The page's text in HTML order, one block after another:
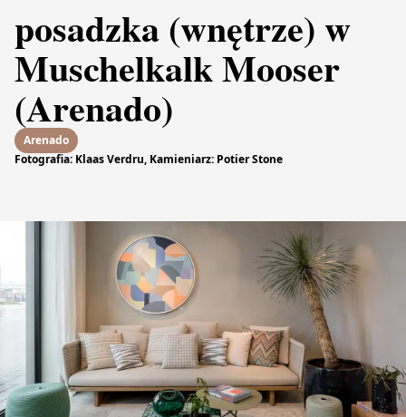
posadzka (wnętrze) w
Muschelkalk Mooser
(Arenado)
Arenado
Fotografia: Klaas Verdru, Kamieniarz: Potier Stone